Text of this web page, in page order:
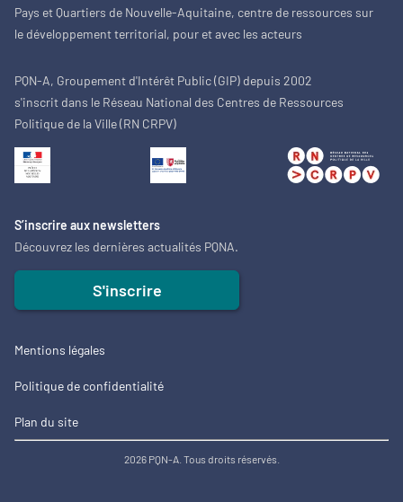
Pays et Quartiers de Nouvelle-Aquitaine, centre de ressources sur
le développement territorial, pour et avec les acteurs
PQN-A, Groupement d'Intérêt Public (GIP) depuis 2002
s'inscrit dans le Réseau National des Centres de Ressources
Politique de la Ville (RN CRPV)
S’inscrire aux newsletters
Découvrez les dernières actualités PQNA.
S'inscrire
Mentions légales
Politique de confidentialité
Plan du site
2026 PQN-A. Tous droits réservés.